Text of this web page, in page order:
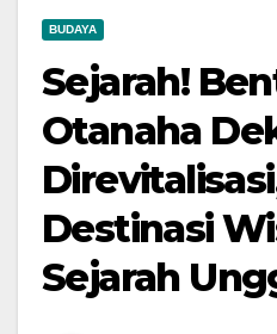
BUDAYA
Sejarah!
Otanaha
Destinasi
Sejarah